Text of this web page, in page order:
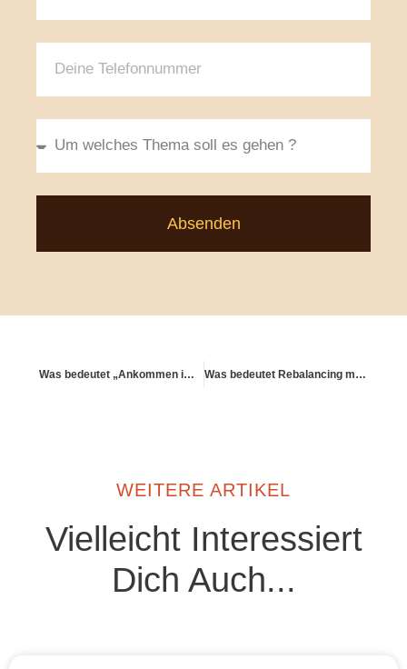
Absenden
Was bedeutet „Ankommen im Jetzt“ im Kontext Altersvorsorge? Was bedeutet Rebalancing mit Lebensereignissen?
WEITERE ARTIKEL
Vielleicht Interessiert
Dich Auch...